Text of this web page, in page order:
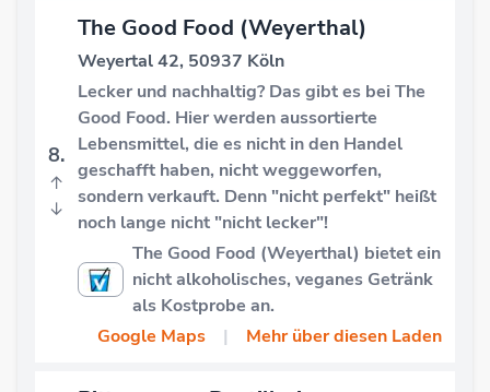
8.
↑
↓
The Good Food (Weyerthal)
Weyertal 42, 50937 Köln
Lecker und nachhaltig? Das gibt es bei The
Good Food. Hier werden aussortierte
Lebensmittel, die es nicht in den Handel
geschafft haben, nicht weggeworfen,
sondern verkauft. Denn "nicht perfekt" heißt
noch lange nicht "nicht lecker"!
The Good Food (Weyerthal) bietet ein
nicht alkoholisches, veganes Getränk
als Kostprobe an.
Google Maps
| Mehr über diesen Laden